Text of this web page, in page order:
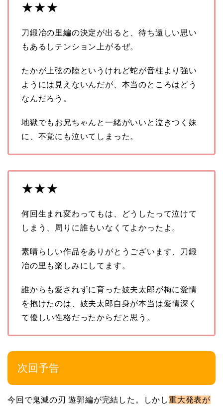
★★★
刀鍛冶の里編の決定が出ると、待ち遠しい思い
もあるしテンション上がるぜ。
たかが上弦の陸というけれど蛇が音柱より強い
ようには見えないんだが、本当のところはどう
なんだろう。
地獄でもお兄ちゃんと一緒がいいと泣きつく妹
に、不覚にも泣いてしまった。
★★★
何回生まれ変わってもは、どうしたって泣けて
しまう、周りに誰もいなくてよかったよ。
素晴らしい作品をありがとうございます、刀鍛
冶の里も楽しみにしてます。
誰からも愛されずに育った妓夫太郎が梅に愛情
を抱けたのは、妓夫太郎自身が本当は愛情深く
て優しい性格だったからだと思う。
次回予告
今回で鬼滅の刃 遊郭編が完結した。しかし重大発表が